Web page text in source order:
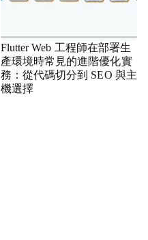
Flutter Web 工程師在部署生
產環境時常見的進階優化實
務：從代碼切分到 SEO 與主
機選擇